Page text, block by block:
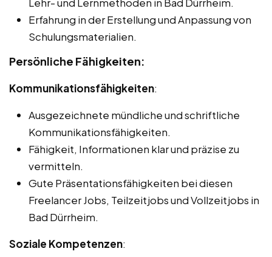
Erfahrung in der Erstellung und Anpassung von
Schulungsmaterialien.
Persönliche Fähigkeiten:
Kommunikationsfähigkeiten:
Ausgezeichnete mündliche und schriftliche
Kommunikationsfähigkeiten.
Fähigkeit, Informationen klar und präzise zu
vermitteln.
Gute Präsentationsfähigkeiten bei diesen
Freelancer Jobs, Teilzeitjobs und Vollzeitjobs in
Bad Dürrheim.
Soziale Kompetenzen: